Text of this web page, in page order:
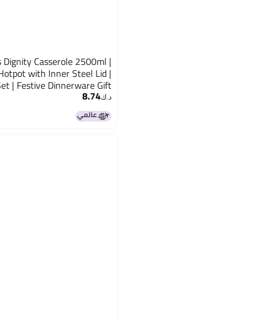
Casserole 2500ml |
with Inner Steel Lid |
| Festive Dinnerware Gift
Box | Maroon
د.ك‏8.74